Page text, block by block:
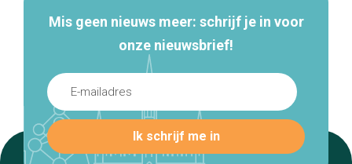
Mis geen nieuws meer: schrijf je in voor
onze nieuwsbrief!